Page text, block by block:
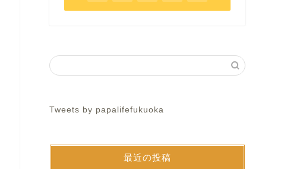
Tweets by papalifefukuoka
最近の投稿